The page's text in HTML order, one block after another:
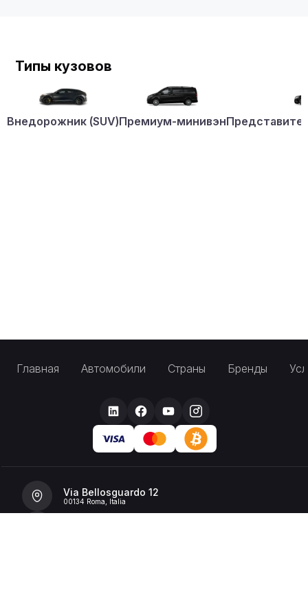
Типы кузовов
Внедорожник (SUV)Премиум-минивэн
Главная Автомобили Страны Бренды
Via Bellosguardo 12
00134 Roma, Italia